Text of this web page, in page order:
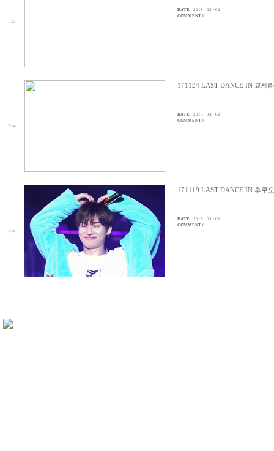
515
DATE
2018 · 03 · 02
COMMENT 0
514
171124 LAST DANCE IN 교세
DATE
2018 · 03 · 02
COMMENT 0
513
171119 LAST DANCE IN 후쿠
DATE
2018 · 03 · 02
COMMENT 0